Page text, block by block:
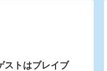
ストはブレイブ